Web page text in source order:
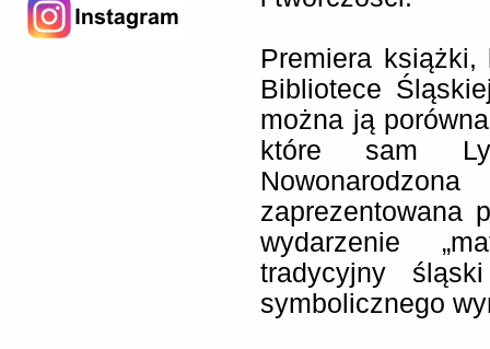
Premiera książki,
Bibliotece
można ją
które sam
zaprezentowana
wydarzenie
tradycyjny
symbolicznego